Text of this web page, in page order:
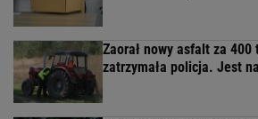
Zaorał nowy asfalt za 400
zatrzymała policja. Jest